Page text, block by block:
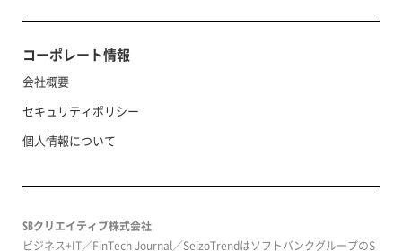
コーポレート情報
会社概要
セキュリティポリシー
個人情報について
SBクリエイティブ株式会社
ビジネス+IT／FinTech Journal／SeizoTrendはソフトバンクグループのS